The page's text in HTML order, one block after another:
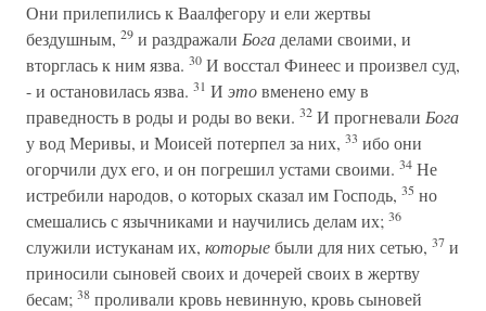
Они прилепились к Ваалфегору и ели жертвы
бездушным, 29 и раздражали Бога делами своими, и
вторглась к ним язва. 30 И восстал Финеес и произвел суд,
- и остановилась язва. 31 И этовменено ему в
праведность в роды и роды во веки. 32 И прогневали Бога
у вод Меривы, и Моисей потерпел за них, 33 ибо они
огорчили дух его, и он погрешил устами своими. 34 Не
истребили народов, о которых сказал им Господь, 35 но
смешались с язычниками и научились делам их; 36
служили истуканам их, которыебыли для них сетью, 37 и
приносили сыновей своих и дочерей своих в жертву
бесам; 38 проливали кровь невинную, кровь сыновей